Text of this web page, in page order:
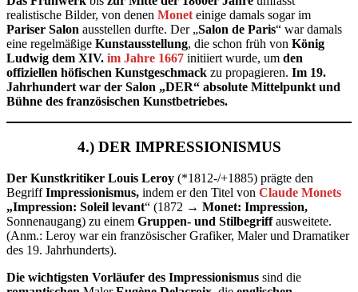
realistische Bilder, von denen Moneteinige damals sogar im
Pariser Salon ausstellen durfte. Der „Salon de Paris“ war damals
eine regelmäßige Kunstausstellung, die schon früh von König
Ludwig dem XIV. im Jahre 1667 initiiert wurde, um den
offiziellen höfischen Kunstgeschmack zu propagieren. Im 19.
Jahrhundert war der Salon „DER“ absolute Mittelpunkt und
Bühne des französischen Kunstbetriebes.
4.) DER IMPRESSIONISMUS
Der Kunstkritiker Louis Leroy (*1812-/+1885) prägte den
BegriffImpressionismus, indem er den Titel von Claude Monets
„Impression: Soleil levant“ (1872 → Monet: Impression,
Sonnenaugang) zu einem Gruppen- und Stilbegriffausweitete.
(Anm.: Leroy war ein französischer Grafiker, Maler und Dramatiker
des 19. Jahrhunderts).
Die wichtigsten Vorläufer des Impressionismus sind die